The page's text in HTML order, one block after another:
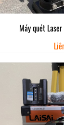
Máy quét